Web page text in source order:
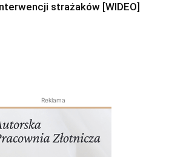
strażaków [WIDEO]
Reklama